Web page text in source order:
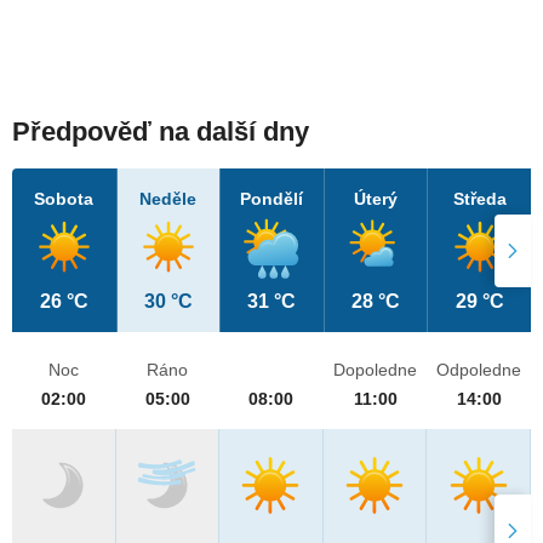
Předpověď na další dny
Sobota
26 °C
Neděle
30 °C
Pondělí
31 °C
Úterý
28 °C
Středa
29 °C
Noc
02:00
Ráno
05:00
08:00
Dopoledne
11:00
Odpoledne
14:00